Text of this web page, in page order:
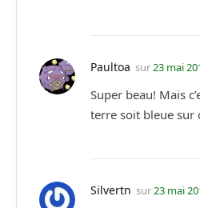
Paultoa sur23 mai
Super beau! Mais
terre soit bleue sur
Silvertn sur23 mai